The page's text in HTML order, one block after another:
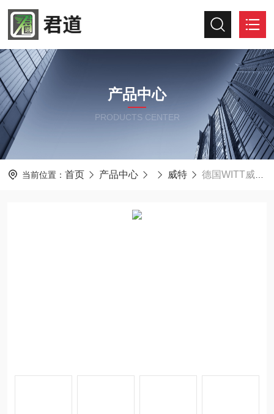
产品中心
PRODUCTS CENTER
当前位置： 首页 产品中心 威特 德国WITT威特OXYBABY M+ P气体分析仪